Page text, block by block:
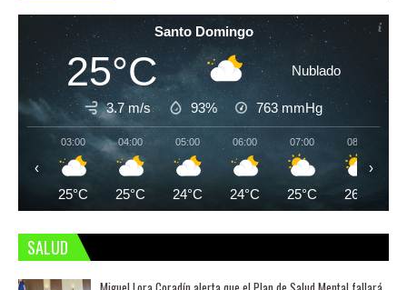
Santo Domingo
25°C Nublado
3.7 m/s 93% 763 mmHg
03:00
25°C
04:00
25°C
05:00
24°C
06:00
24°C
07:00
25°C
08:00
26°C
‹ ›
SALUD